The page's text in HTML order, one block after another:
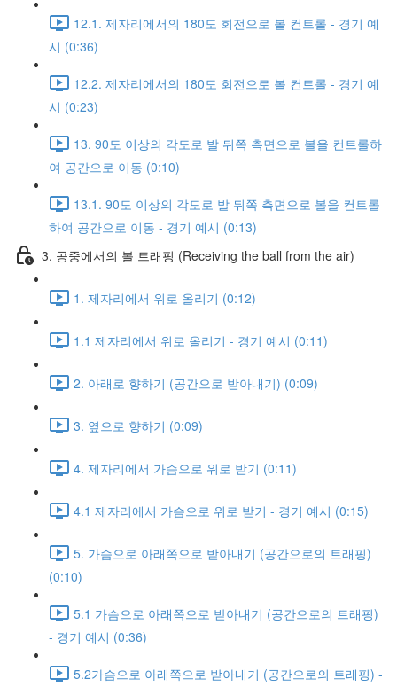
12.1. 제자리에서의 180도 회전으로 볼 컨트롤 - 경기 예
시 (0:36)
12.2. 제자리에서의 180도 회전으로 볼 컨트롤 - 경기 예
시 (0:23)
13. 90도 이상의 각도로 발 뒤쪽 측면으로 볼을 컨트롤하
여 공간으로 이동 (0:10)
13.1. 90도 이상의 각도로 발 뒤쪽 측면으로 볼을 컨트롤
하여 공간으로 이동 - 경기 예시 (0:13)
3. 공중에서의 볼 트래핑 (Receiving the ball from the air)
1. 제자리에서 위로 올리기 (0:12)
1.1 제자리에서 위로 올리기 - 경기 예시 (0:11)
2. 아래로 향하기 (공간으로 받아내기) (0:09)
3. 옆으로 향하기 (0:09)
4. 제자리에서 가슴으로 위로 받기 (0:11)
4.1 제자리에서 가슴으로 위로 받기 - 경기 예시 (0:15)
5. 가슴으로 아래쪽으로 받아내기 (공간으로의 트래핑)
(0:10)
5.1 가슴으로 아래쪽으로 받아내기 (공간으로의 트래핑)
- 경기 예시 (0:36)
5.2가슴으로 아래쪽으로 받아내기 (공간으로의 트래핑) -